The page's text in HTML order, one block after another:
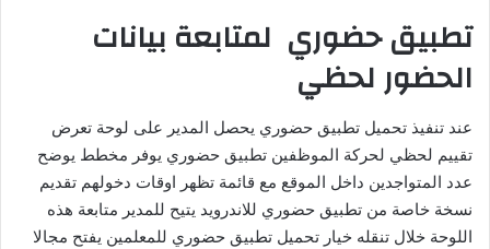
تطبيق حضوري لمتابعة بيانات
الحضور لحظي
عند تنفيذ تحميل تطبيق حضوري يحصل المدير على لوحة تعرض
تقييم لحظي لحركة الموظفين تطبيق حضوري يوفر مخطط يوضح
عدد المتواجدين داخل الموقع مع قائمة تظهر اوقات دخولهم تقديم
نسخة خاصة من تطبيق حضوري للاندرويد يتيح للمدير متابعة هذه
اللوحة خلال تنقله خيار تحميل تطبيق حضوري للمعلمين يفتح مجالا